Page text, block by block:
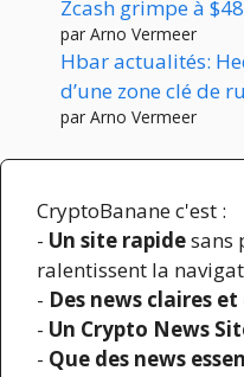
Zcash grimpe à
par Arno Vermeer
Hbar actualités:
d’une zone clé de
par Arno Vermeer
CryptoBanane c'est :
- Un site rapidesans
ralentissent la
- Des news claires et
- Un Crypto News
- Que des news